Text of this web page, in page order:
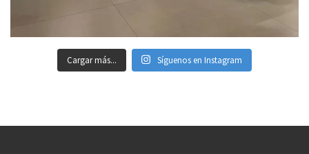
Cargar más... Síguenos en Instagram